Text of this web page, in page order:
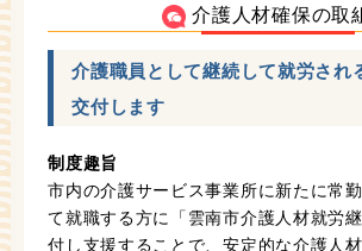
介護人材確保の取
介護職員として継続して就労され
交付します
制度趣旨
市内の介護サービス事業所に新たに常
て就職する方に「雲南市介護人材就労
付し支援することで、安定的な介護人